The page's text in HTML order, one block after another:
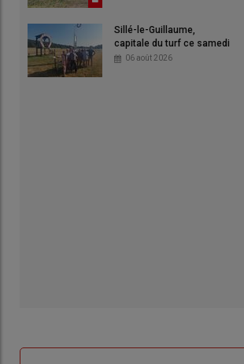
Sillé-le-Guillaume,
capitale du turf ce samedi
06 août 2026